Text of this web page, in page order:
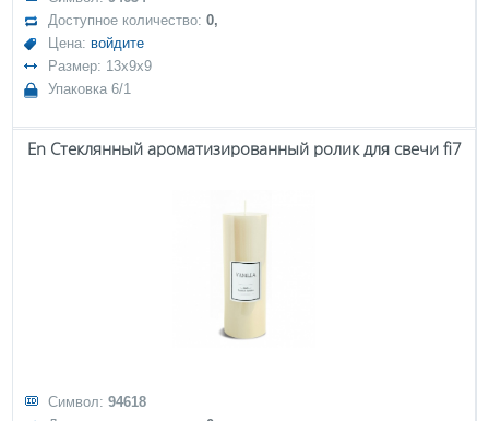
Доступное количество:0,
Цена: войдите
Размер: 13x9x9
Упаковка 6/1
En Стеклянный ароматизированный ролик для свечи fi7
Символ:94618